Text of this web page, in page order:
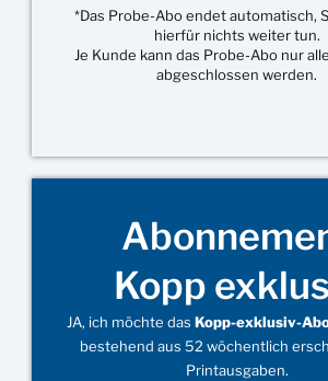
*Das Probe-Abo endet automatisch,
hierfür nichts weiter tun.
Je Kunde kann das Probe-Abo nur
abgeschlossen werden.
Kopp
JA, ich möchte dasKopp-exklusiv-
bestehend aus 52 wöchentlich
Printausgaben.